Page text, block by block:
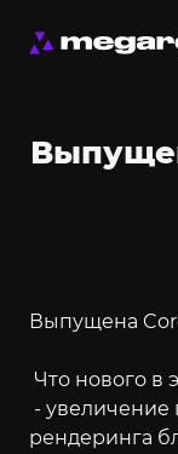
Выпущена
Что нового в
- увеличение
рендеринга